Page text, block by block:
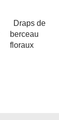
Draps de
berceau
floraux